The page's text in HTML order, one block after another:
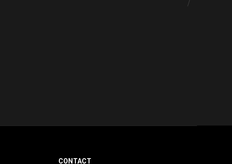
CONTACT